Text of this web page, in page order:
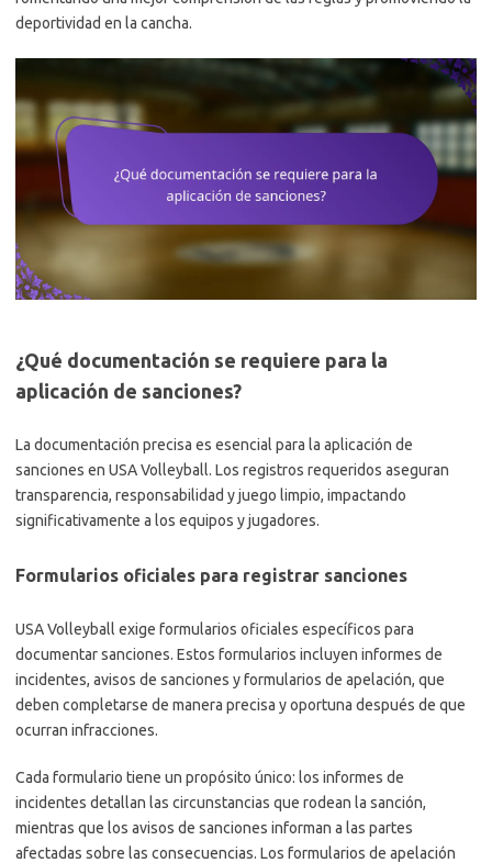
deportividad en la cancha.
¿Qué documentación se requiere para la
aplicación de sanciones?
La documentación precisa es esencial para la aplicación de
sanciones en USA Volleyball. Los registros requeridos aseguran
transparencia, responsabilidad y juego limpio, impactando
significativamente a los equipos y jugadores.
Formularios oficiales para registrar sanciones
USA Volleyball exige formularios oficiales específicos para
documentar sanciones. Estos formularios incluyen informes de
incidentes, avisos de sanciones y formularios de apelación, que
deben completarse de manera precisa y oportuna después de que
ocurran infracciones.
Cada formulario tiene un propósito único: los informes de
incidentes detallan las circunstancias que rodean la sanción,
mientras que los avisos de sanciones informan a las partes
afectadas sobre las consecuencias. Los formularios de apelación